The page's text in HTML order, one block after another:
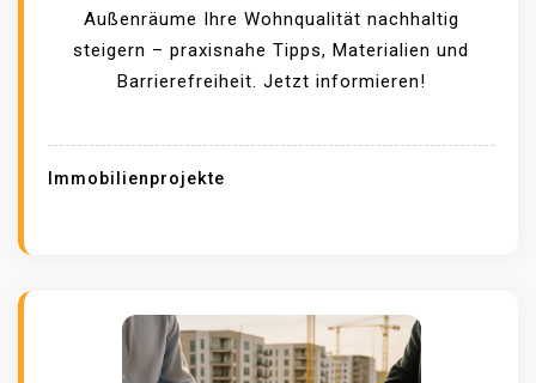
Außenräume Ihre Wohnqualität nachhaltig
steigern – praxisnahe Tipps, Materialien und
Barrierefreiheit. Jetzt informieren!
Immobilienprojekte